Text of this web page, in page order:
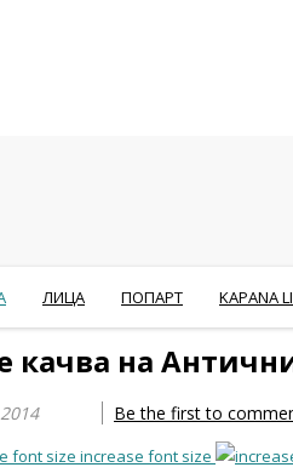
ЛИЦА ПОПАРТ KAPANA
качва на
Be the first to
increase font size